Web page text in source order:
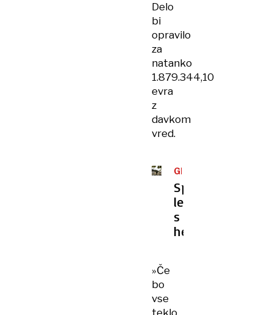
Delo
bi
opravilo
za
natanko
1.879.344,10
evra
z
davkom
vred.
GRAJSKI
GRIČ
Spravilo
lesa
s
helikopterjem
»Če
bo
vse